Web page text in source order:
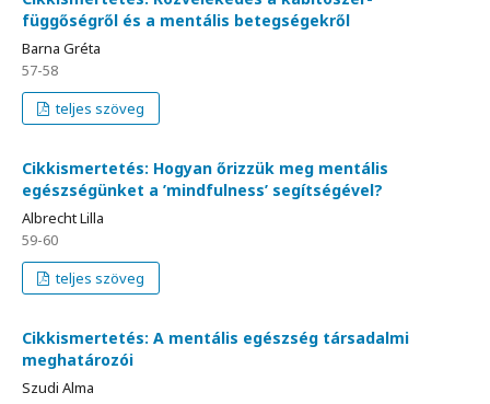
függőségről és a mentális betegségekről
Barna Gréta
57-58
teljes szöveg
Cikkismertetés: Hogyan őrizzük meg mentális
egészségünket a ’mindfulness’ segítségével?
Albrecht Lilla
59-60
teljes szöveg
Cikkismertetés: A mentális egészség társadalmi
meghatározói
Szudi Alma